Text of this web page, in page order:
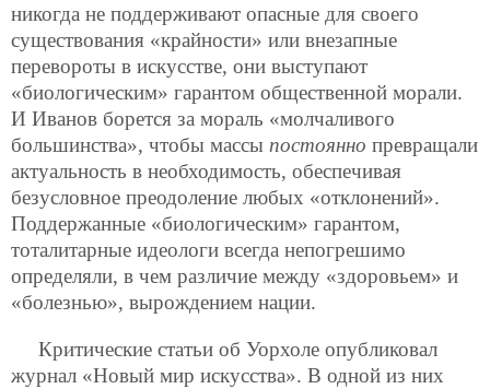
никогда не поддерживают опасные для своего
существования «крайности» или внезапные
перевороты в искусстве, они выступают
«биологическим» гарантом общественной морали.
И Иванов борется за мораль «молчаливого
большинства», чтобы массы постоянно превращали
актуальность в необходимость, обеспечивая
безусловное преодоление любых «отклонений».
Поддержанные «биологическим» гарантом,
тоталитарные идеологи всегда непогрешимо
определяли, в чем различие между «здоровьем» и
«болезнью», вырождением нации.
Критические статьи об Уорхоле опубликовал
журнал «Новый мир искусства». В одной из них